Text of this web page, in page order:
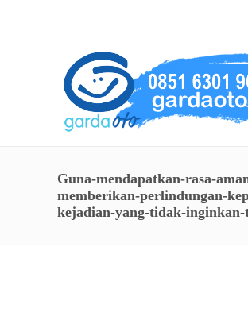
Guna-mendapatkan-rasa-
memberikan-perlindungan-
kejadian-yang-tidak-